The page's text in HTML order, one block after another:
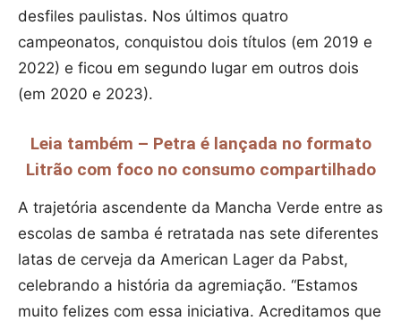
desfiles paulistas. Nos últimos quatro
campeonatos, conquistou dois títulos (em 2019 e
2022) e ficou em segundo lugar em outros dois
(em 2020 e 2023).
Leia também – Petra é lançada no formato
Litrão com foco no consumo compartilhado
A trajetória ascendente da Mancha Verde entre as
escolas de samba é retratada nas sete diferentes
latas de cerveja da American Lager da Pabst,
celebrando a história da agremiação. “Estamos
muito felizes com essa iniciativa. Acreditamos que